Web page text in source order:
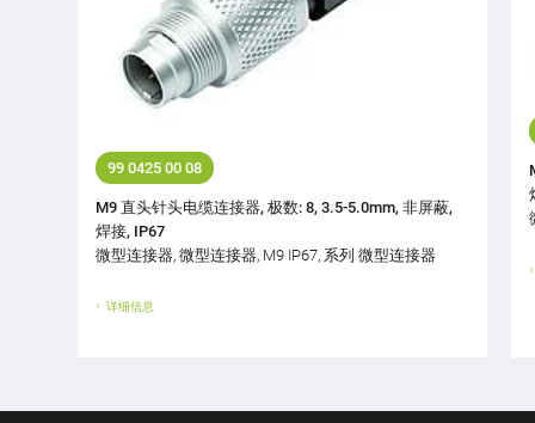
99 0425 00 08
M9 直头针头电缆连接器, 极数: 8, 3.5-5.0mm, 非屏蔽,
焊接, IP67
微型连接器, 微型连接器, M9 IP67, 系列 微型连接器
详细信息